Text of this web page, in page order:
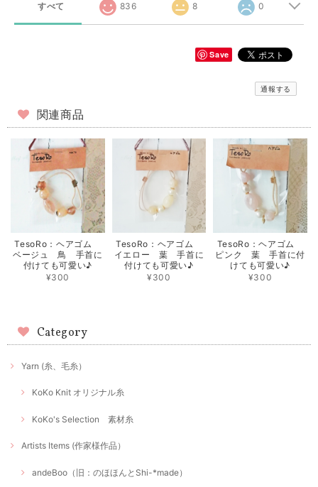
すべて 836 8 0
Save
通報する
関連商品
TesoRo：ヘアゴム
ベージュ 鳥 手首に
付けても可愛い♪
¥300
TesoRo：ヘアゴム
イエロー 葉 手首に
付けても可愛い♪
¥300
TesoRo：ヘアゴム
ピンク 葉 手首に付
けても可愛い♪
¥300
Category
Yarn (糸、毛糸）
KoKo Knit オリジナル糸
KoKo's Selection 素材糸
Artists Items (作家様作品）
andeBoo（旧：のほほんとShi-*made）